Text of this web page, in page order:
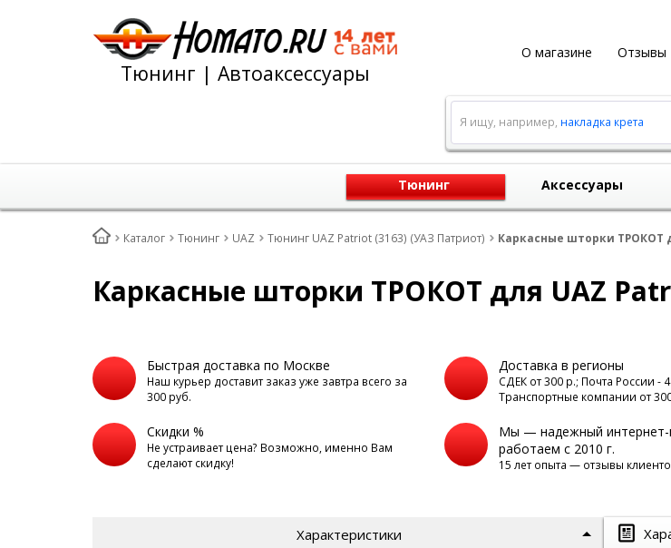
О магазине Отзывы
Тюнинг | Автоаксессуары
Я ищу, например, накладка крета
Тюнинг Аксессуары
Каталог Тюнинг UAZ Тюнинг UAZ Patriot (3163) (УАЗ Патриот) Каркасные шторки ТРОКОТ
Каркасные шторки ТРОКОТ для UAZ
Быстрая доставка по Москве
Наш курьер доставит заказ уже завтра всего за
300 руб.
Доставка в регионы
СДЕК от 300 р.; Почта России -
Транспортные компании от
Скидки %
Не устраивает цена? Возможно, именно Вам
сделают скидку!
Мы — надежный интернет-
работаем с 2010 г.
15 лет опыта — отзывы
Характеристики